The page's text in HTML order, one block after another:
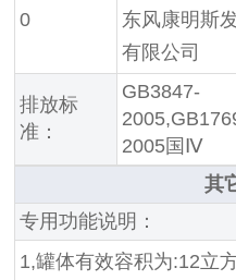
0
东风康明斯
有限公司
排放标
准：
GB3847-
2005国Ⅳ
其
专用功能说明：
1,罐体有效容积为:12立